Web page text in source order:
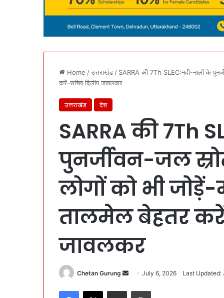
Home /उत्तराखंड / SARRA की 7Th SLEC:नदी-नालों के
करें-सचिव दिलीप जावलकर
उत्तराखंड देश
SARRA की 7Th
पुनर्जीवन-जल
लोगों को भी
तालमेल बेहतर
जावलकर
Chetan Gurung July 6, 2026 Last Updated: